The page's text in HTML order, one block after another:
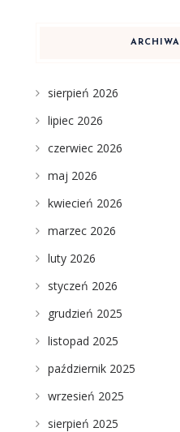
ARCHIWA
sierpień 2026
lipiec 2026
czerwiec 2026
maj 2026
kwiecień 2026
marzec 2026
luty 2026
styczeń 2026
grudzień 2025
listopad 2025
październik 2025
wrzesień 2025
sierpień 2025